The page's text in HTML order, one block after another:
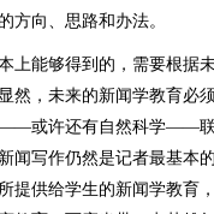
方向、思路和办法。
能够得到的，需要根据
然，未来的新闻学教育必
——或许还有自然科学——联
闻写作仍然是记者最基本
提供给学生的新闻学教育